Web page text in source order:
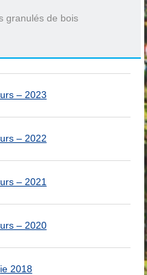
granulés de bois
– 2023
– 2022
– 2021
– 2020
2018